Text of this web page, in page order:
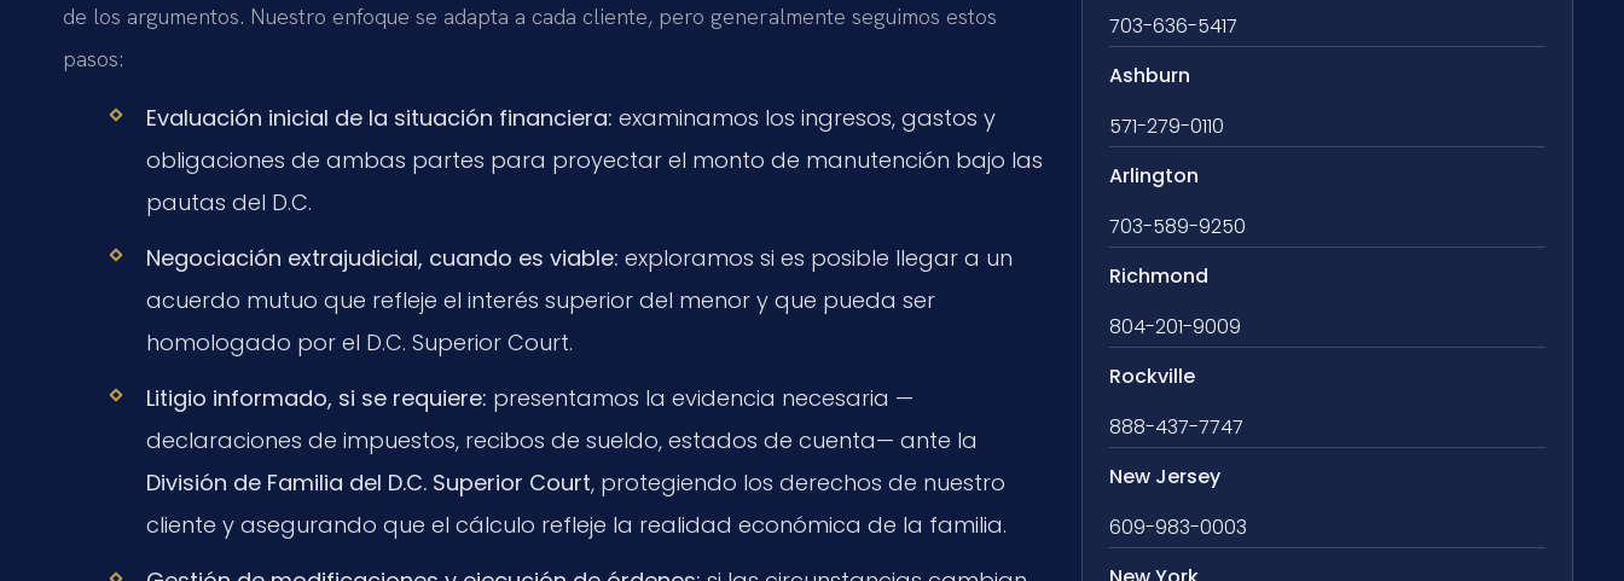
de los argumentos. Nuestro enfoque se adapta a cada cliente, pero generalmente seguimos estos
pasos:
Evaluación inicial de la situación financiera: examinamos los ingresos, gastos y
obligaciones de ambas partes para proyectar el monto de manutención bajo las
pautas del D.C.
Negociación extrajudicial, cuando es viable: exploramos si es posible llegar a un
acuerdo mutuo que refleje el interés superior del menor y que pueda ser
homologado por el D.C. Superior Court.
Litigio informado, si se requiere: presentamos la evidencia necesaria —
declaraciones de impuestos, recibos de sueldo, estados de cuenta— ante la
División de Familia del D.C. Superior Court, protegiendo los derechos de nuestro
cliente y asegurando que el cálculo refleje la realidad económica de la familia.
703-636-5417
Ashburn
571-279-0110
Arlington
703-589-9250
Richmond
804-201-9009
Rockville
888-437-7747
New Jersey
609-983-0003